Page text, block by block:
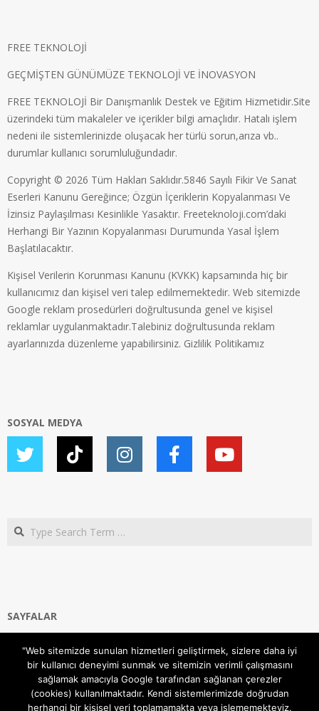
FREE TEKNOLOJİ
GEÇMİŞTEN GÜNÜMÜZE TEKNOLOJİ VE İNOVASYON
FREE TEKNOLOJİ Bir Danışmanlık Destek ve Eğitim Hizmetidir.Site
üzerindeki tüm makaleler ve içerikler bilgi amaçlıdır. Hatalı işlem
nedeni ile sistemlerinizde oluşacak her türlü sorun,arıza vb..
durumlar kullanıcı sorumluluğundadır.
Copyright © 2026 Tüm Hakları Saklıdır.5846 Sayılı Fikir Ve Sanat
Eserleri Kanunu Gereğince; Özgün İçeriklerin Kopyalanması Ve
İzinsiz Paylaşılması Kesinlikle Yasaktır. Freeteknoloji.com’daki
Herhangi Bir Yazının Kopyalanması Durumunda Yasal İşlem
Başlatılacaktır.
Kişisel Verilerin Korunması Kanunu (KVKK) kapsamında hiç bir
kullanıcımız dan kişisel veri talep edilmemektedir. Web sitemizde
Google reklam prosedürleri doğrultusunda genel ve kişisel
reklamlar uygulanmaktadır.Talebiniz doğrultusunda reklam
ayarlarınızda düzenleme yapabilirsiniz. Gizlilik Politikamız
SOSYAL MEDYA
Search
SAYFALAR
Gizlilik ve Çerezler (Cookies) Politikası
Hakkımızda
İletişim Kanalları
MODEM KURULUM
"Web sitemizde sunulan hizmetleri geliştirmek, sizlere daha iyi
bir kullanıcı deneyimi sunmak ve sitemizin verimli çalışmasını
sağlamak amacıyla Google tarafından sağlanan çerezler
(cookies) kullanılmaktadır. Kendi sistemlerimizde doğrudan
herhangi bir kişisel veri toplamamakta veya işlememekteyiz.